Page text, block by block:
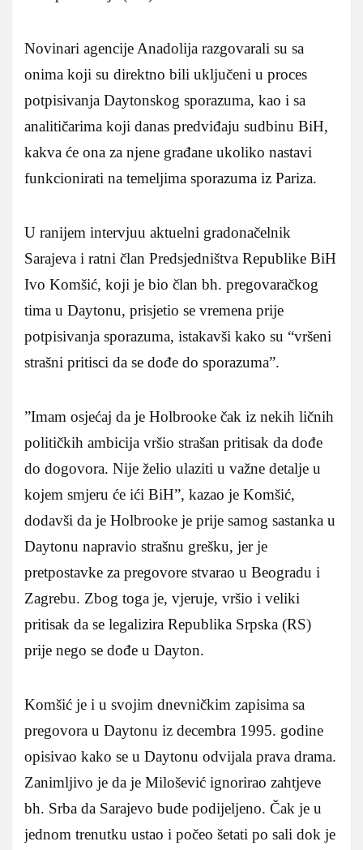
Novinari agencije Anadolija razgovarali su sa
onima koji su direktno bili uključeni u proces
potpisivanja Daytonskog sporazuma, kao i sa
analitičarima koji danas predviđaju sudbinu BiH,
kakva će ona za njene građane ukoliko nastavi
funkcionirati na temeljima sporazuma iz Pariza.
U ranijem intervjuu aktuelni gradonačelnik
Sarajeva i ratni član Predsjedništva Republike BiH
Ivo Komšić, koji je bio član bh. pregovaračkog
tima u Daytonu, prisjetio se vremena prije
potpisivanja sporazuma, istakavši kako su “vršeni
strašni pritisci da se dođe do sporazuma”.
”Imam osjećaj da je Holbrooke čak iz nekih ličnih
političkih ambicija vršio strašan pritisak da dođe
do dogovora. Nije želio ulaziti u važne detalje u
kojem smjeru će ići BiH”, kazao je Komšić,
dodavši da je Holbrooke je prije samog sastanka u
Daytonu napravio strašnu grešku, jer je
pretpostavke za pregovore stvarao u Beogradu i
Zagrebu. Zbog toga je, vjeruje, vršio i veliki
pritisak da se legalizira Republika Srpska (RS)
prije nego se dođe u Dayton.
Komšić je i u svojim dnevničkim zapisima sa
pregovora u Daytonu iz decembra 1995. godine
opisivao kako se u Daytonu odvijala prava drama.
Zanimljivo je da je Milošević ignorirao zahtjeve
bh. Srba da Sarajevo bude podijeljeno. Čak je u
jednom trenutku ustao i počeo šetati po sali dok je